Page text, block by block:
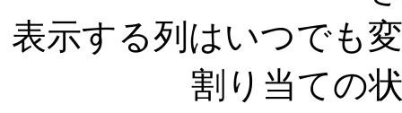
表示する列はいつでも
割り当ての